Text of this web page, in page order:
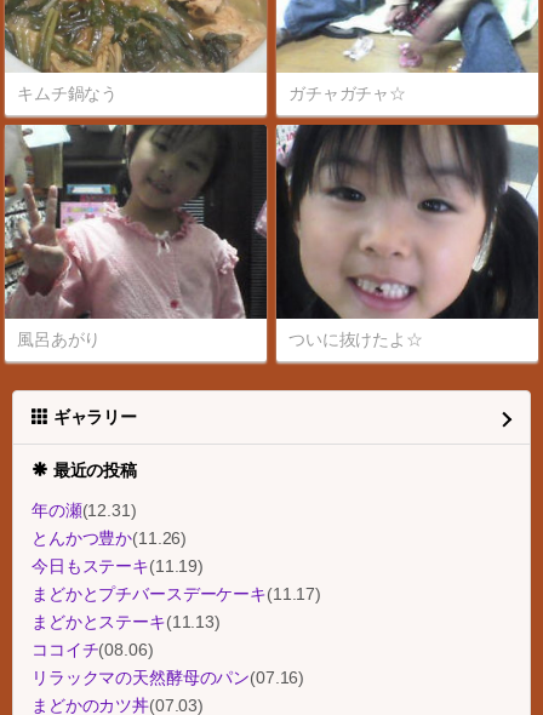
キムチ鍋なう ガチャガチャ☆
風呂あがり ついに抜けたよ☆
ギャラリー
最近の投稿
年の瀬(12.31)
とんかつ豊か(11.26)
今日もステーキ(11.19)
まどかとプチバースデーケーキ(11.17)
まどかとステーキ(11.13)
ココイチ(08.06)
リラックマの天然酵母のパン(07.16)
まどかのカツ丼(07.03)